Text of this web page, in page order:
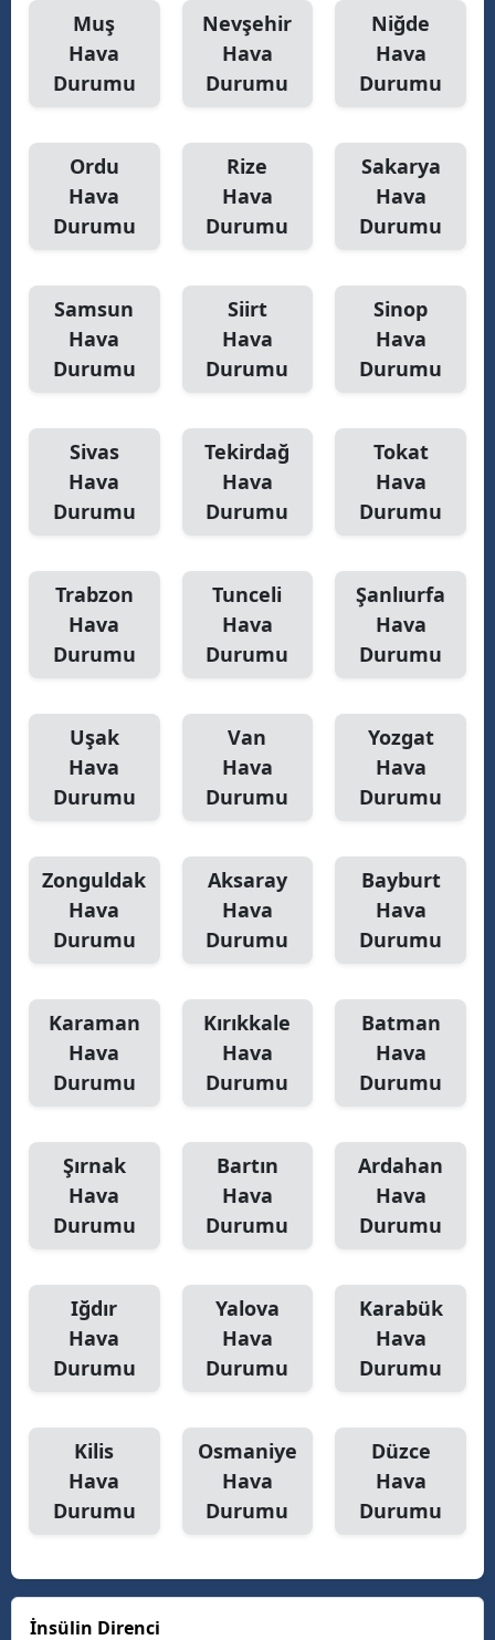
Muş
Hava
Durumu
Nevşehir
Hava
Durumu
Niğde
Hava
Durumu
Ordu
Hava
Durumu
Rize
Hava
Durumu
Sakarya
Hava
Durumu
Samsun
Hava
Durumu
Siirt
Hava
Durumu
Sinop
Hava
Durumu
Sivas
Hava
Durumu
Tekirdağ
Hava
Durumu
Tokat
Hava
Durumu
Trabzon
Hava
Durumu
Tunceli
Hava
Durumu
Şanlıurfa
Hava
Durumu
Uşak
Hava
Durumu
Van
Hava
Durumu
Yozgat
Hava
Durumu
Zonguldak
Hava
Durumu
Aksaray
Hava
Durumu
Bayburt
Hava
Durumu
Karaman
Hava
Durumu
Kırıkkale
Hava
Durumu
Batman
Hava
Durumu
Şırnak
Hava
Durumu
Bartın
Hava
Durumu
Ardahan
Hava
Durumu
Iğdır
Hava
Durumu
Yalova
Hava
Durumu
Karabük
Hava
Durumu
Kilis
Hava
Durumu
Osmaniye
Hava
Durumu
Düzce
Hava
Durumu
İnsülin Direnci